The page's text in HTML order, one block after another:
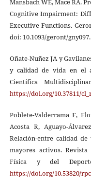
Mansbach WE, Mace RA.
Cognitive Impairment:
Executive Functions.
doi: 10.1093/geront/gny097.
Oñate-Nuñez JA y
y calidad de vida en el
Científica
https://doi.org/10.37811/
Poblete-Valderrama F,
Acosta R, Aguayo-
Relación-entre calidad
mayores activos.
Física y del Deporte
https://doi.org/10.53820/